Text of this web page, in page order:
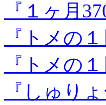
『１ヶ月
『トメの
『トメの
『しゅりょ